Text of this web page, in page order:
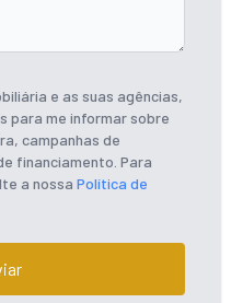
e as suas agências,
para me informar sobre
campanhas de
financiamento. Para
a nossa Política de